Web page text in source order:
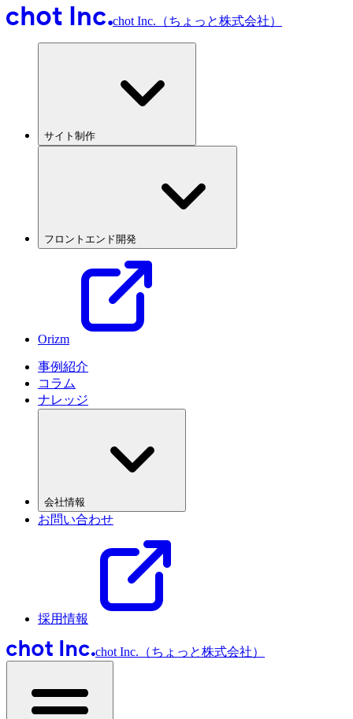
chot Inc.（ちょっと株式会社）
サイト制作
フロントエンド開発
Orizm
事例紹介
コラム
ナレッジ
会社情報
お問い合わせ
採用情報
chot Inc.（ちょっと株式会社）